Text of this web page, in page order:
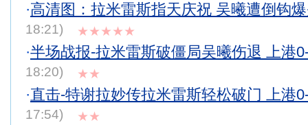
·高清图：拉米雷斯指天庆祝 吴曦遭倒钩
18:21)
★★★★★
·半场战报-拉米雷斯破僵局吴曦伤退 上港
18:20)
★★
·直击-特谢拉妙传拉米雷斯轻松破门 上港
17:54)
★★